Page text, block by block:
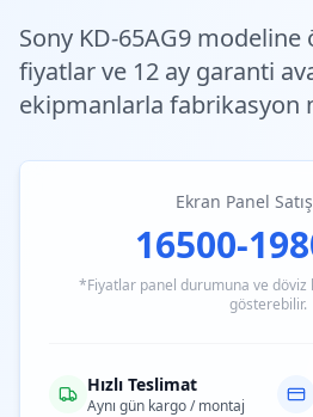
Sony KD-65AG9 modeline
fiyatlarve 12 ay garanti
ekipmanlarla fabrikasyon
Ekran Panel
16500-
*Fiyatlar panel durumuna ve
gösterebilir.
Hızlı Teslimat
Aynı gün kargo / montaj